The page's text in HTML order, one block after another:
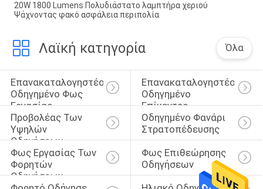
20W 1800 Lumens Πολυδιάστατο λαμπτήρα χεριού
Ψάχνοντας φακό ασφάλεια περιπολία
Λαϊκή κατηγορία Όλα
Επανακαταλογηστέο
Οδηγημένο Φως
Εργασίας
Επανακαταλογηστέο
Οδηγημένο
Επίκεντρο
Προβολέας Των
Υψηλών
Οδηγήσεων
Μονάδων Λούμεν
Οδηγημένο Φανάρι
Στρατοπέδευσης
Φως Εργασίας Των
Φορητών
Οδηγήσεων
Φως Επιθεώρησης
Οδηγήσεων